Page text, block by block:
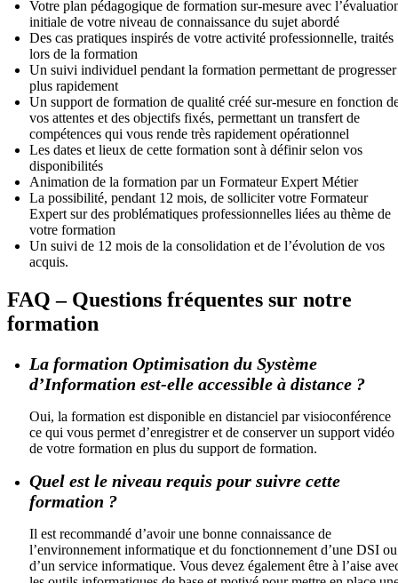
Votre plan pédagogique de formation sur-mesure avec
initiale de votre niveau de connaissance du sujet abordé
Des cas pratiques inspirés de votre activité professionnelle, traités
lors de la formation
Un suivi individuel pendant la formation permettant de progresser
plus rapidement
Un support de formation de qualité créé sur-mesure en fonction
vos attentes et des objectifs fixés, permettant un transfert de
compétences qui vous rende très rapidement opérationnel
Les dates et lieux de cette formation sont à définir selon vos
disponibilités
Animation de la formation par un Formateur Expert Métier
La possibilité, pendant 12 mois, de solliciter votre Formateur
Expert sur des problématiques professionnelles liées au thème de
votre formation
Un suivi de 12 mois de la consolidation et de l’évolution de vos
acquis.
FAQ – Questions fréquentes sur notre
formation
La formation Optimisation du Système
d’Information est-elle accessible à distance ?
Oui, la formation est disponible en distanciel par visioconférence
ce qui vous permet d’enregistrer et de conserver un support vidéo
de votre formation en plus du support de formation.
Quel est le niveau requis pour suivre cette
formation ?
Il est recommandé d’avoir une bonne connaissance de
l’environnement informatique et du fonctionnement d’une DSI ou
d’un service informatique. Vous devez également être à l’aise